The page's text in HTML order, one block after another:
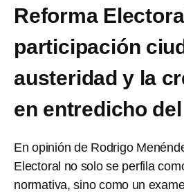
Reforma
participación
austeridad y la
en entredicho del
En opinión de Rodrigo
Electoral no solo se perfila
normativa, sino como un